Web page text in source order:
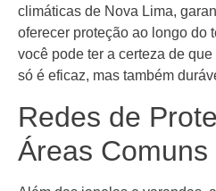
climáticas de Nova Lima,
oferecer proteção ao longo do
você pode ter a certeza de
só é eficaz, mas também
Redes de
Áreas